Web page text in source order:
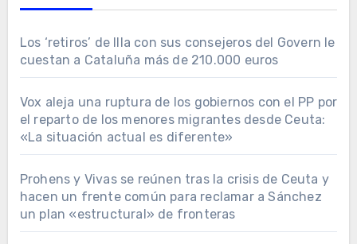
Los ‘retiros’ de Illa con sus consejeros del Govern le
cuestan a Cataluña más de 210.000 euros
Vox aleja una ruptura de los gobiernos con el PP por
el reparto de los menores migrantes desde Ceuta:
«La situación actual es diferente»
Prohens y Vivas se reúnen tras la crisis de Ceuta y
hacen un frente común para reclamar a Sánchez
un plan «estructural» de fronteras